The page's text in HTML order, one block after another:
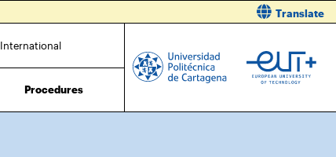
Translate
International
Procedures